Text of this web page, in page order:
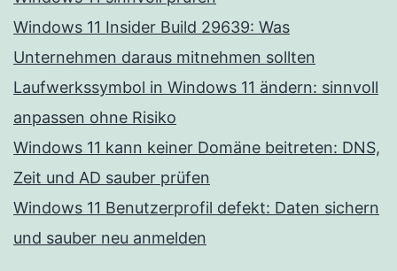
Windows 11 Insider Build 29639: Was
Unternehmen daraus mitnehmen sollten
Laufwerkssymbol in Windows 11 ändern: sinnvoll
anpassen ohne Risiko
Windows 11 kann keiner Domäne beitreten: DNS,
Zeit und AD sauber prüfen
Windows 11 Benutzerprofil defekt: Daten sichern
und sauber neu anmelden